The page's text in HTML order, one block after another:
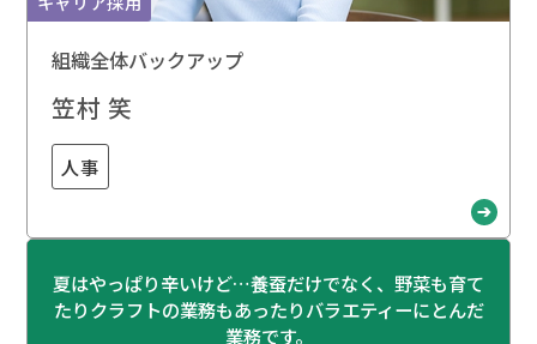
組織全体バックアップ
笠村 笑
人事
夏はやっぱり辛いけど…養蚕だけでなく、野菜も育て
たりクラフトの業務もあったりバラエティーにとんだ
業務です。